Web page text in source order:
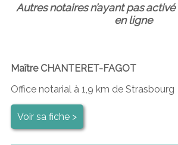
Autres notaires n’ayant pas
en ligne
Maître CHANTERET-FAGOT
Office notarial à 1,9 km de Strasbourg
Voir sa fiche >